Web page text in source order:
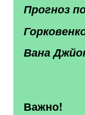
Прогноз
Вана
Важно!